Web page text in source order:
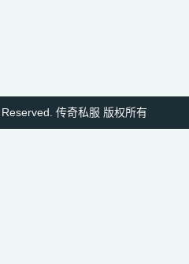
传奇私服 版权所有